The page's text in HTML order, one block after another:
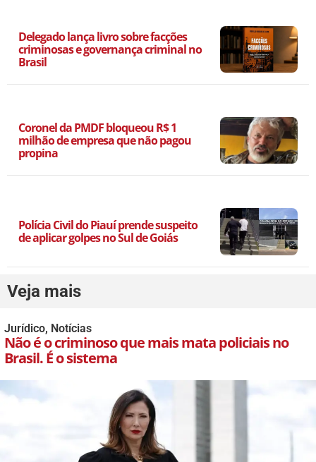
Delegado lança livro sobre facções
criminosas e governança criminal no
Brasil
Coronel da PMDF bloqueou R$ 1
milhão de empresa que não pagou
propina
Polícia Civil do Piauí prende suspeito
de aplicar golpes no Sul de Goiás
Veja mais
Jurídico, Notícias
Não é o criminoso que mais mata policiais no
Brasil. É o sistema